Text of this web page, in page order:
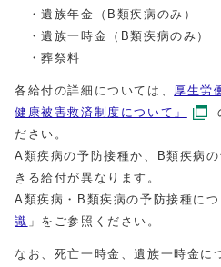
・遺族年金（B類疾病のみ）
・遺族一時金（B類疾病のみ）
・葬祭料
各給付の詳細については、 厚生労
健康被害救済制度について」
ださい。
A類疾病の予防接種か、B類疾病
きる給付が異なります。
A類疾病・B類疾病の予防接種につ
識 」をご参照ください。
なお、死亡一時金、遺族一時金に